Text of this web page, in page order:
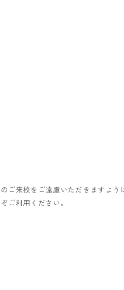
来校をご遠慮いただきますよう
ご利用ください。